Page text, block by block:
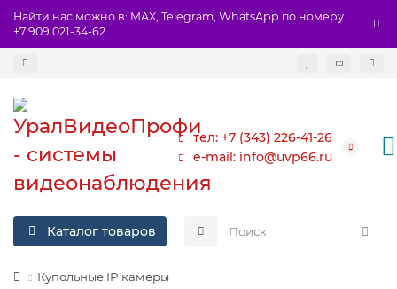
Найти нас можно в: MAX, Telegram, WhatsApp по номеру
+7 909 021-34-62
тел: +7 (343) 226-41-26
e-mail: info@uvp66.ru
Каталог товаров
Купольные IP камеры